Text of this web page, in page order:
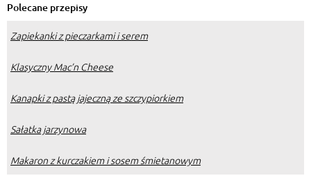
Polecane przepisy
Zapiekanki z pieczarkami i serem
Klasyczny Mac’n Cheese
Kanapki z pastą jajeczną ze szczypiorkiem
Sałatka jarzynowa
Makaron z kurczakiem i sosem śmietanowym